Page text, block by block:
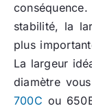
stabilité, la
plus
La largeur
diamètre
700C ou